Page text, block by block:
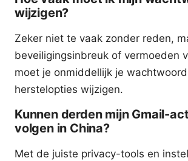
wijzigen?
Zeker niet te vaak zonder reden,
beveiligingsinbreuk of vermoeden
moet je onmiddellijk je
herstelopties wijzigen.
Kunnen derden mijn Gmail-
volgen in China?
Met de juiste privacy-tools en